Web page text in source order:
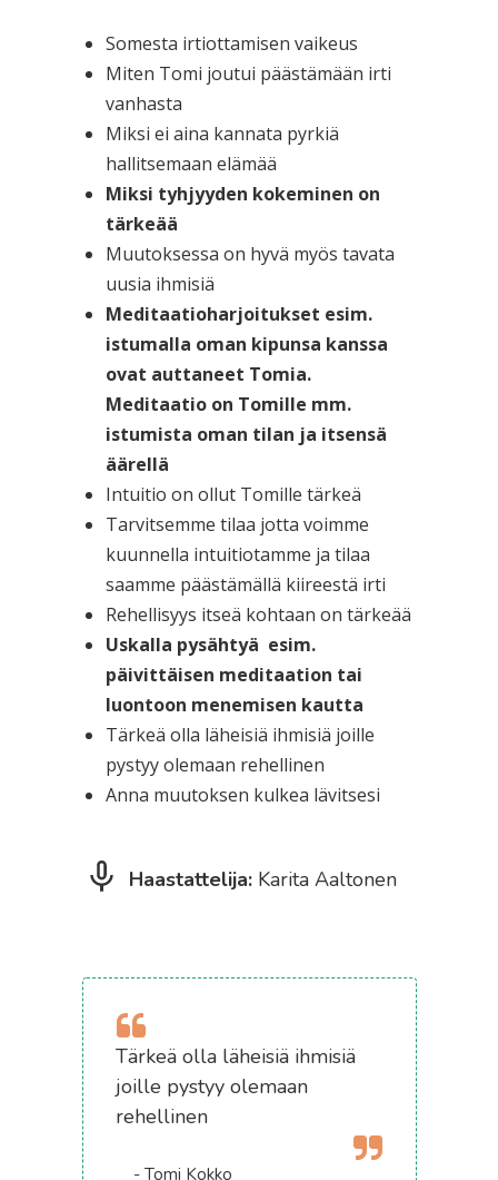
Somesta irtiottamisen vaikeus
Miten Tomi joutui päästämään irti
vanhasta
Miksi ei aina kannata pyrkiä
hallitsemaan elämää
Miksi tyhjyyden kokeminen on
tärkeää
Muutoksessa on hyvä myös tavata
uusia ihmisiä
Meditaatioharjoitukset esim.
istumalla oman kipunsa kanssa
ovat auttaneet Tomia.
Meditaatio on Tomille mm.
istumista oman tilan ja itsensä
äärellä
Intuitio on ollut Tomille tärkeä
Tarvitsemme tilaa jotta voimme
kuunnella intuitiotamme ja tilaa
saamme päästämällä kiireestä irti
Rehellisyys itseä kohtaan on tärkeää
Uskalla pysähtyä esim.
päivittäisen meditaation tai
luontoon menemisen kautta
Tärkeä olla läheisiä ihmisiä joille
pystyy olemaan rehellinen
Anna muutoksen kulkea lävitsesi
Haastattelija: Karita Aaltonen
Tärkeä olla läheisiä ihmisiä
joille pystyy olemaan
rehellinen
- Tomi Kokko